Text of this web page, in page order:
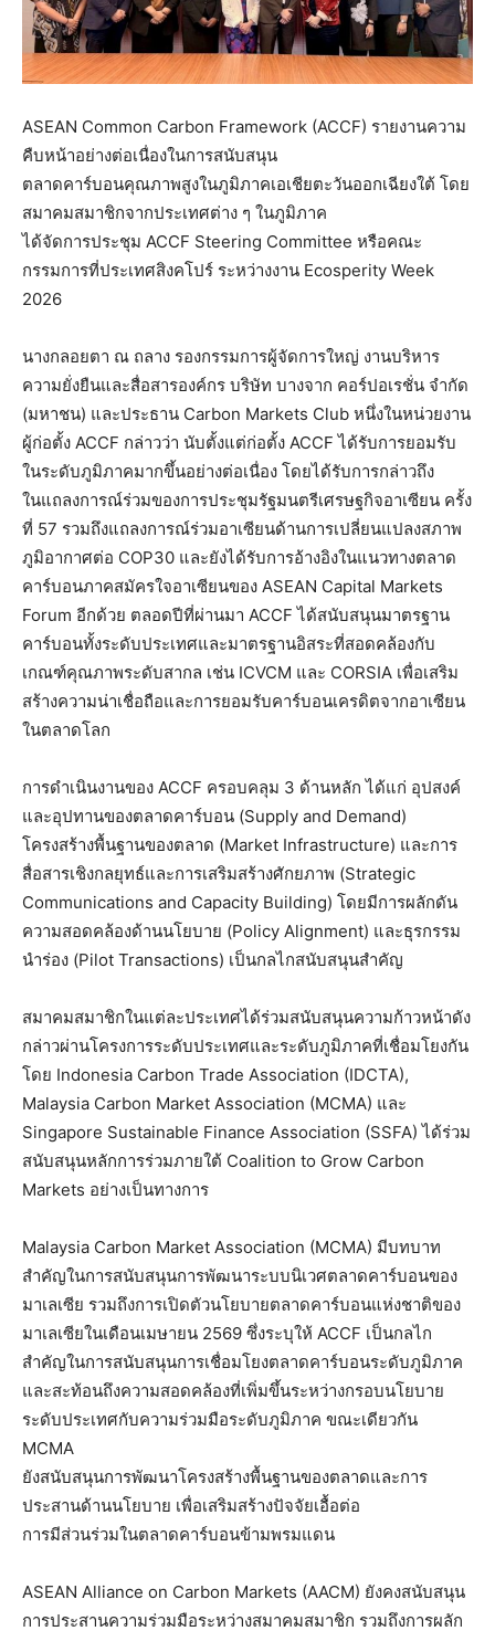
ASEAN Common Carbon Framework (ACCF) รายงานความ
คืบหน้าอย่างต่อเนื่องในการสนับสนุน
ตลาดคาร์บอนคุณภาพสูงในภูมิภาคเอเชียตะวันออกเฉียงใต้ โดย
สมาคมสมาชิกจากประเทศต่าง ๆ ในภูมิภาค
ได้จัดการประชุม ACCF Steering Committee หรือคณะ
กรรมการที่ประเทศสิงคโปร์ ระหว่างงาน Ecosperity Week
2026
นางกลอยตา ณ ถลาง รองกรรมการผู้จัดการใหญ่ งานบริหาร
ความยั่งยืนและสื่อสารองค์กร บริษัท บางจาก คอร์ปอเรชั่น จำกัด
(มหาชน) และประธาน Carbon Markets Club หนึ่งในหน่วยงาน
ผู้ก่อตั้ง ACCF กล่าวว่า นับตั้งแต่ก่อตั้ง ACCF ได้รับการยอมรับ
ในระดับภูมิภาคมากขึ้นอย่างต่อเนื่อง โดยได้รับการกล่าวถึง
ในแถลงการณ์ร่วมของการประชุมรัฐมนตรีเศรษฐกิจอาเซียน ครั้ง
ที่ 57 รวมถึงแถลงการณ์ร่วมอาเซียนด้านการเปลี่ยนแปลงสภาพ
ภูมิอากาศต่อ COP30 และยังได้รับการอ้างอิงในแนวทางตลาด
คาร์บอนภาคสมัครใจอาเซียนของ ASEAN Capital Markets
Forum อีกด้วย ตลอดปีที่ผ่านมา ACCF ได้สนับสนุนมาตรฐาน
คาร์บอนทั้งระดับประเทศและมาตรฐานอิสระที่สอดคล้องกับ
เกณฑ์คุณภาพระดับสากล เช่น ICVCM และ CORSIA เพื่อเสริม
สร้างความน่าเชื่อถือและการยอมรับคาร์บอนเครดิตจากอาเซียน
ในตลาดโลก
การดำเนินงานของ ACCF ครอบคลุม 3 ด้านหลัก ได้แก่ อุปสงค์
และอุปทานของตลาดคาร์บอน (Supply and Demand)
โครงสร้างพื้นฐานของตลาด (Market Infrastructure) และการ
สื่อสารเชิงกลยุทธ์และการเสริมสร้างศักยภาพ (Strategic
Communications and Capacity Building) โดยมีการผลักดัน
ความสอดคล้องด้านนโยบาย (Policy Alignment) และธุรกรรม
นำร่อง (Pilot Transactions) เป็นกลไกสนับสนุนสำคัญ
สมาคมสมาชิกในแต่ละประเทศได้ร่วมสนับสนุนความก้าวหน้าดัง
กล่าวผ่านโครงการระดับประเทศและระดับภูมิภาคที่เชื่อมโยงกัน
โดย Indonesia Carbon Trade Association (IDCTA),
Malaysia Carbon Market Association (MCMA) และ
Singapore Sustainable Finance Association (SSFA) ได้ร่วม
สนับสนุนหลักการร่วมภายใต้ Coalition to Grow Carbon
Markets อย่างเป็นทางการ
Malaysia Carbon Market Association (MCMA) มีบทบาท
สำคัญในการสนับสนุนการพัฒนาระบบนิเวศตลาดคาร์บอนของ
มาเลเซีย รวมถึงการเปิดตัวนโยบายตลาดคาร์บอนแห่งชาติของ
มาเลเซียในเดือนเมษายน 2569 ซึ่งระบุให้ ACCF เป็นกลไก
สำคัญในการสนับสนุนการเชื่อมโยงตลาดคาร์บอนระดับภูมิภาค
และสะท้อนถึงความสอดคล้องที่เพิ่มขึ้นระหว่างกรอบนโยบาย
ระดับประเทศกับความร่วมมือระดับภูมิภาค ขณะเดียวกัน
MCMA
ยังสนับสนุนการพัฒนาโครงสร้างพื้นฐานของตลาดและการ
ประสานด้านนโยบาย เพื่อเสริมสร้างปัจจัยเอื้อต่อ
การมีส่วนร่วมในตลาดคาร์บอนข้ามพรมแดน
ASEAN Alliance on Carbon Markets (AACM) ยังคงสนับสนุน
การประสานความร่วมมือระหว่างสมาคมสมาชิก รวมถึงการผลัก